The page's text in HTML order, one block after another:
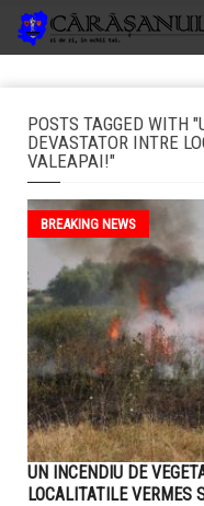
POSTS TAGGED WITH
DEVASTATOR INTRE
VALEAPAI!"
BREAKING NEWS
UN INCENDIU DE
LOCALITATILE VERMES